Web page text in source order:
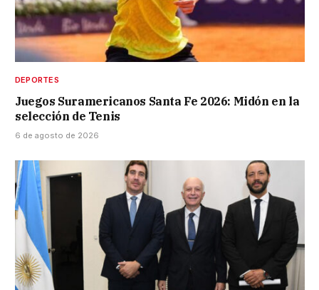
DEPORTES
Juegos Suramericanos Santa Fe 2026: Midón en la
selección de Tenis
6 de agosto de 2026